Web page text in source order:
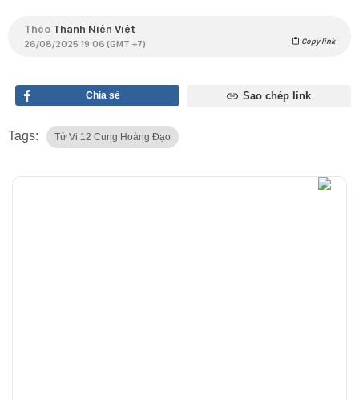
Theo Thanh Niên Việt
26/08/2025 19:06 (GMT +7) Copy link
Chia sẻ Sao chép link
Tags: Tử Vi 12 Cung Hoàng Đạo